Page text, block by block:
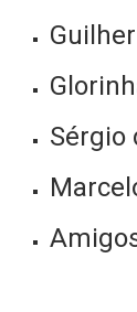
Sérgio